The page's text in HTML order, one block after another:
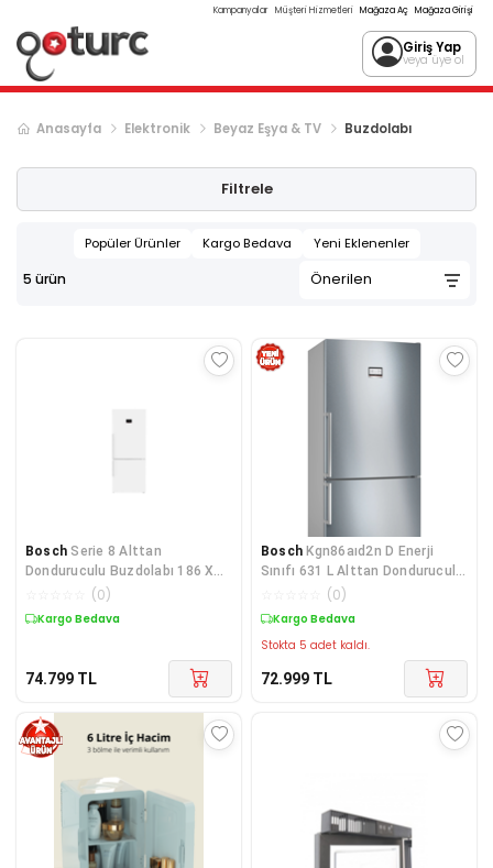
Kampanyalar Müşteri Hizmetleri Mağaza Aç Mağaza Girişi
Giriş Yap
veya üye ol
Anasayfa Elektronik Beyaz Eşya & TV Buzdolabı
Filtrele
Popüler Ürünler Kargo Bedava Yeni Eklenenler
5 ürün
Bosch Serie 8 Alttan
Donduruculu Buzdolabı 186 X
75 Cm Beyaz
(0)
Kargo Bedava
74.799 TL
Bosch Kgn86aıd2n D Enerji
Sınıfı 631 L Alttan Donduruculu
No-frost Buzdolabı Inox
(0)
Kargo Bedava
Stokta 5 adet kaldı.
72.999 TL